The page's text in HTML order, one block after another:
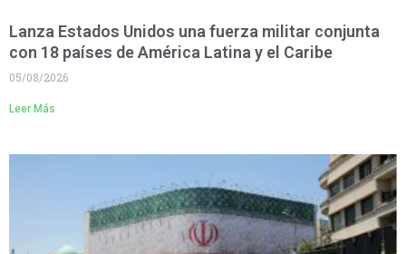
Lanza Estados Unidos una fuerza militar conjunta
con 18 países de América Latina y el Caribe
05/08/2026
Leer Más